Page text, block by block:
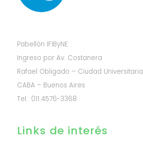
Pabellón IFIByNE
Ingreso por Av. Costanera
Rafael Obligado – Ciudad Universitaria
CABA – Buenos Aires
Tel.: 011 4576-3368
Links de interés